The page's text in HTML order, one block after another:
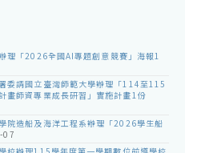
理「2026全國AI專題創意競賽」海報1
委請國立臺灣師範大學辦理「114至115
畫師資專業成長研習」實施計畫1份
院造船及海洋工程系辦理「2026學生船
07